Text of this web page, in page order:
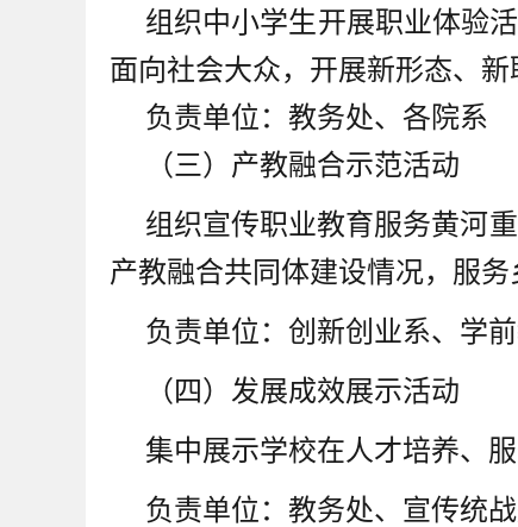
组织中小学生开展职业体验
面向社会大众，开展新形态、新
负责单位：教务处、各院系
（三）产教融合示范活动
组织宣传职业教育服务黄河
产教融合共同体建设情况，服
负责单位：创新创业系、学
（四）发展成效展示活动
集中展示学校在人才培养、
负责单位：教务处、宣传统